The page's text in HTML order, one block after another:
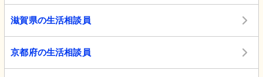
滋賀県の生活相談員
京都府の生活相談員